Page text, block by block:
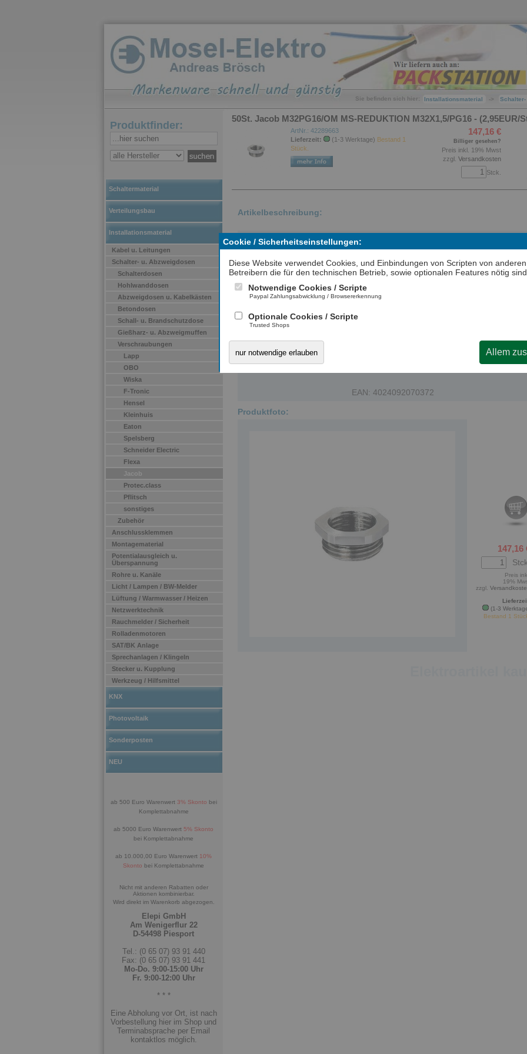
Cookie / Sicherheitseinstellungen:
Diese Website verwendet Cookies, und Einbindungen von Scripten von anderen
Betreibern die für den technischen Betrieb, sowie optionalen Features nötig sind.
Notwendige Cookies / Scripte
Paypal Zahlungsabwicklung / Browsererkennung
Optionale Cookies / Scripte
Trusted Shops
nur notwendige erlauben Allem
Sie befinden sich hier: Installationsmaterial ->
Produktfinder:
Schaltermaterial
Verteilungsbau
Installationsmaterial
Kabel u. Leitungen
Schalter- u. Abzweigdosen
Schalterdosen
Hohlwanddosen
Abzweigdosen u. Kabelkästen
Betondosen
Schall- u. Brandschutzdose
Gießharz- u. Abzweigmuffen
Verschraubungen
Lapp
OBO
Wiska
F-Tronic
Hensel
Kleinhuis
Eaton
Spelsberg
Schneider Electric
Flexa
Jacob
Protec.class
Pflitsch
sonstiges
Zubehör
Anschlussklemmen
Montagematerial
Potentialausgleich u.
Überspannung
Rohre u. Kanäle
Licht / Lampen / BW-Melder
Lüftung / Warmwasser / Heizen
Netzwerktechnik
Rauchmelder / Sicherheit
Rolladenmotoren
SAT/BK Anlage
Sprechanlagen / Klingeln
Stecker u. Kupplung
Werkzeug / Hilfsmittel
KNX
Photovoltaik
Sonderposten
NEU
ab 500 Euro Warenwert 3% Skonto bei
Komplettabnahme
ab 5000 Euro Warenwert 5% Skonto
bei Komplettabnahme
ab 10.000,00 Euro Warenwert 10%
Skonto bei Komplettabnahme
Nicht mit anderen Rabatten oder
Aktionen kombinierbar.
Wird direkt im Warenkorb abgezogen.
Elepi GmbH
Am Wenigerflur 22
D-54498 Piesport
Tel.: (0 65 07) 93 91 440
Fax: (0 65 07) 93 91 441
Mo-Do. 9:00-15:00 Uhr
Fr. 9:00-12:00 Uhr
* * *
Eine Abholung vor Ort, ist nach
Vorbestellung hier im Shop und
Terminabsprache per Email
kontaktlos möglich.
50St. Jacob M32PG16/OM MS-REDUKTION M32X1,5/PG16 - (2,95EUR/
ArtNr.: 42289663
Lieferzeit:
(1-3 Werktage) Bestand 1
Stück.
147,16 €
Billiger gesehen?
Preis inkl. 19% Mwst
zzgl.Versandkosten
Stck.
Artikelbeschreibung:
übergangsstück zum Reduzieren einer metrischen Gewindebohrung auf
kleinere Pg-Gewindebohrung, Zubehör Metrisch Messing M32PG16OM
müssen von einer qualifizierten Elektrofachkraft installiert werden. Bitte
beachten Sie auch die Gebrauchsanweisung. Weitere Informationen
EAN: 4024092070372
Produktfoto:
147,16
Stck.
Preis
19%
zzgl.
(1-3
Bestand 1